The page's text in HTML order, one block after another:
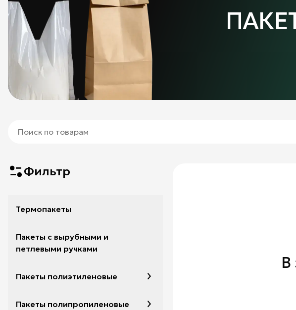
Фильтр
Термопакеты
Пакеты с вырубными и
петлевыми ручками
Пакеты полиэтиленовые
Пакеты полипропиленовые
В